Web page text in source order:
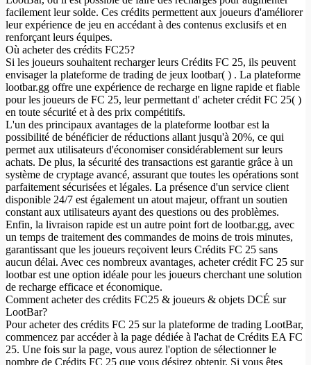
Mon compte
Connexion
Créer un compte
Mode nuit
facilement leur solde. Ces crédits permettent aux joueurs d'améliorer
leur expérience de jeu en accédant à des contenus exclusifs et en
renforçant leurs équipes.
Où acheter des crédits FC25?
Si les joueurs souhaitent recharger leurs Crédits FC 25, ils peuvent
envisager la plateforme de trading de jeux lootbar( ) . La plateforme
lootbar.gg offre une expérience de recharge en ligne rapide et fiable
pour les joueurs de FC 25, leur permettant d' acheter crédit FC 25( )
en toute sécurité et à des prix compétitifs.
L'un des principaux avantages de la plateforme lootbar est la
possibilité de bénéficier de réductions allant jusqu'à 20%, ce qui
permet aux utilisateurs d'économiser considérablement sur leurs
achats. De plus, la sécurité des transactions est garantie grâce à un
système de cryptage avancé, assurant que toutes les opérations sont
parfaitement sécurisées et légales. La présence d'un service client
disponible 24/7 est également un atout majeur, offrant un soutien
constant aux utilisateurs ayant des questions ou des problèmes.
Enfin, la livraison rapide est un autre point fort de lootbar.gg, avec
un temps de traitement des commandes de moins de trois minutes,
garantissant que les joueurs reçoivent leurs Crédits FC 25 sans
aucun délai. Avec ces nombreux avantages, acheter crédit FC 25 sur
lootbar est une option idéale pour les joueurs cherchant une solution
de recharge efficace et économique.
Comment acheter des crédits FC25 & joueurs & objets DCÉ sur
LootBar?
Pour acheter des crédits FC 25 sur la plateforme de trading LootBar,
commencez par accéder à la page dédiée à l'achat de Crédits EA FC
25. Une fois sur la page, vous aurez l'option de sélectionner le
nombre de Crédits FC 25 que vous désirez obtenir. Si vous êtes